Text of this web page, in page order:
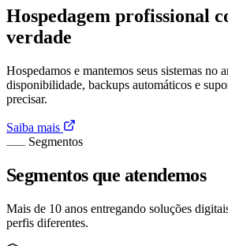
Hospedagem profissional
verdade
Hospedamos e mantemos seus sistemas no
disponibilidade, backups automáticos e
precisar.
Saiba mais
Segmentos
Segmentos que atendemos
Mais de 10 anos entregando soluções
perfis diferentes.